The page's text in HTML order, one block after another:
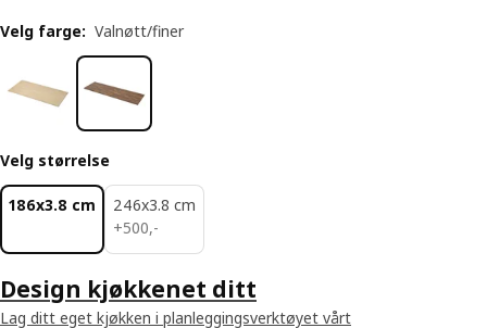
Velg farge: Valnøtt/finer
Velg størrelse
186x3.8 cm
246x3.8 cm
+500,-
500,-
Design kjøkkenet ditt
Lag ditt eget kjøkken i planleggingsverktøyet vårt